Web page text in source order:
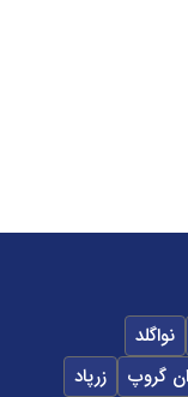
نواگلد
گروپ
زرپاد